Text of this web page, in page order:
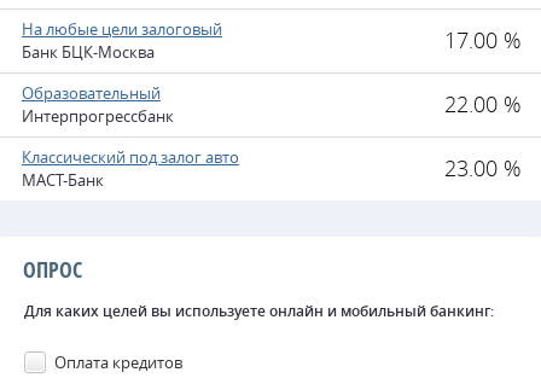
На любые цели залоговый
Банк БЦК-Москва
17.00 %
Образовательный
Интерпрогрессбанк
22.00 %
Классический под залог авто
МАСТ-Банк
23.00 %
ОПРОС
Для каких целей вы используете онлайн и мобильный банкинг:
Оплата кредитов